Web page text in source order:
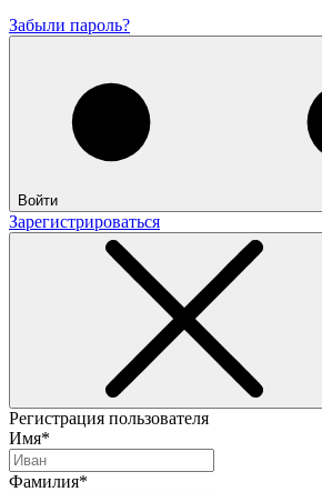
Забыли пароль?
Войти
Зарегистрироваться
Регистрация пользователя
Имя*
Фамилия*